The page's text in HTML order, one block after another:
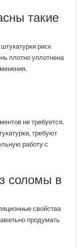
такие
риск
плотно уплотнена
не требуется.
требуют
работу с
соломы в
свойства
продумать